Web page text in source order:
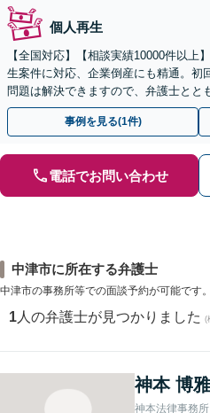
個人再生
【全国対応】【相談実績10000件以上
生案件に対応、企業倒産にも精通。初
問題は解決できますので、弁護士とと
ょう【初回相談無料】【法テラス利用
事例を見る(1件)
電話でお問い合わせ
中津市に所在する弁護士
中津市の事務所等での面談予約が可能です。
1 人の弁護士が見つかりました (
神本 博
神本法律事務所